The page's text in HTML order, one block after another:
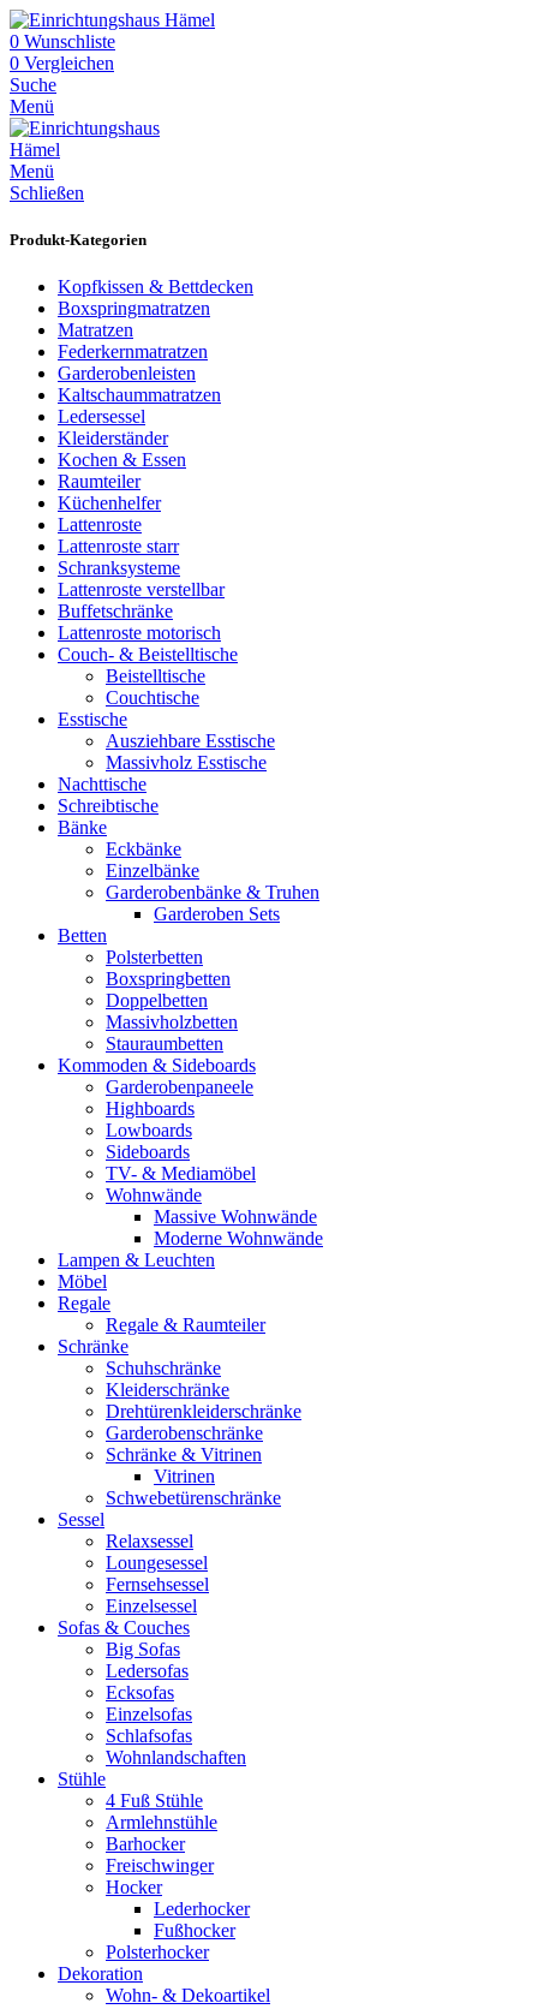
0 Wunschliste
0 Vergleichen
Suche
Menü
Menü
Schließen
Produkt-Kategorien
Kopfkissen & Bettdecken
Boxspringmatratzen
Matratzen
Federkernmatratzen
Garderobenleisten
Kaltschaummatratzen
Ledersessel
Kleiderständer
Kochen & Essen
Raumteiler
Küchenhelfer
Lattenroste
Lattenroste starr
Schranksysteme
Lattenroste verstellbar
Buffetschränke
Lattenroste motorisch
Couch- & Beistelltische
Beistelltische
Couchtische
Esstische
Ausziehbare Esstische
Massivholz Esstische
Nachttische
Schreibtische
Bänke
Eckbänke
Einzelbänke
Garderobenbänke & Truhen
Garderoben Sets
Betten
Polsterbetten
Boxspringbetten
Doppelbetten
Massivholzbetten
Stauraumbetten
Kommoden & Sideboards
Garderobenpaneele
Highboards
Lowboards
Sideboards
TV- & Mediamöbel
Wohnwände
Massive Wohnwände
Moderne Wohnwände
Lampen & Leuchten
Möbel
Regale
Regale & Raumteiler
Schränke
Schuhschränke
Kleiderschränke
Drehtürenkleiderschränke
Garderobenschränke
Schränke & Vitrinen
Vitrinen
Schwebetürenschränke
Sessel
Relaxsessel
Loungesessel
Fernsehsessel
Einzelsessel
Sofas & Couches
Big Sofas
Ledersofas
Ecksofas
Einzelsofas
Schlafsofas
Wohnlandschaften
Stühle
4 Fuß Stühle
Armlehnstühle
Barhocker
Freischwinger
Hocker
Lederhocker
Fußhocker
Polsterhocker
Dekoration
Wohn- & Dekoartikel